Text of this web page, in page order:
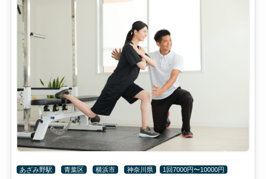
あざみ野駅 青葉区 横浜市 神奈川県 1回7000円〜10000円